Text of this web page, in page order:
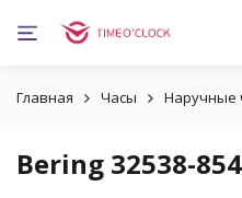
Главная Часы Наручные
Bering 32538-854